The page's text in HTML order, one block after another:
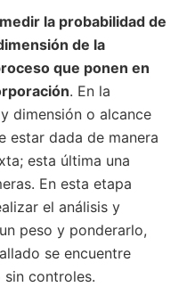
la probabilidad de
de la
que ponen en
. En la
dimensión o alcance
estar dada de manera
esta última una
En esta etapa
el análisis y
peso y ponderarlo,
se encuentre
sin controles.